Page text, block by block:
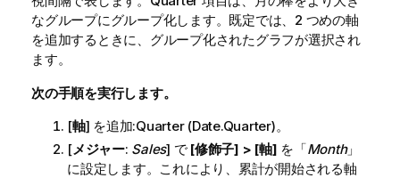
なグループにグループ化します。既定では、2 つめの軸
を追加するときに、グループ化されたグラフが選択され
ます。
次の手順を実行します。
[軸] を追加:Quarter(Date.Quarter)。
[メジャー: Sales] で [修飾子] > [軸] を「Month」
に設定します。これにより、累計が開始される軸